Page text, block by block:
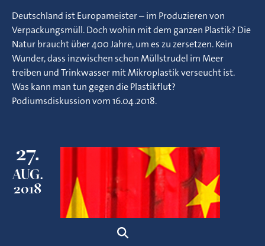
Suche
Deutschland ist Europameister – im Produzieren von
Verpackungsmüll. Doch wohin mit dem ganzen Plastik? Die
Natur braucht über 400 Jahre, um es zu zersetzen. Kein
Wunder, dass inzwischen schon Müllstrudel im Meer
treiben und Trinkwasser mit Mikroplastik verseucht ist.
Was kann man tun gegen die Plastikflut?
Podiumsdiskussion vom 16.04.2018.
27.
AUG.
2018